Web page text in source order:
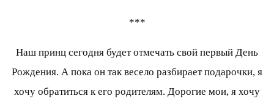
***
Наш принц сегодня будет отмечать свой первый День
Рождения. А пока он так весело разбирает подарочки, я
хочу обратиться к его родителям. Дорогие мои, я хочу